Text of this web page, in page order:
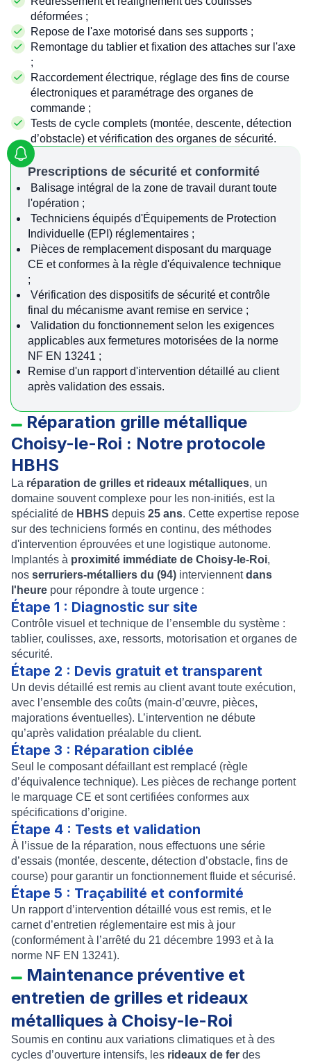
déformées ;
Repose de l'axe motorisé dans ses supports ;
Remontage du tablier et fixation des attaches sur l'axe
;
Raccordement électrique, réglage des fins de course
électroniques et paramétrage des organes de
commande ;
Tests de cycle complets (montée, descente, détection
d’obstacle) et vérification des organes de sécurité.
Prescriptions de sécurité et conformité
Balisage intégral de la zone de travail durant toute
l'opération ;
Techniciens équipés d'Équipements de Protection
Individuelle (EPI) réglementaires ;
Pièces de remplacement disposant du marquage
CE et conformes à la règle d'équivalence technique
;
Vérification des dispositifs de sécurité et contrôle
final du mécanisme avant remise en service ;
Validation du fonctionnement selon les exigences
applicables aux fermetures motorisées de la norme
NF EN 13241 ;
Remise d'un rapport d'intervention détaillé au client
après validation des essais.
Réparation grille métallique
Choisy-le-Roi : Notre protocole
HBHS
La réparation de grilles et rideaux métalliques, un
domaine souvent complexe pour les non-initiés, est la
spécialité de HBHS depuis 25 ans. Cette expertise repose
sur des techniciens formés en continu, des méthodes
d'intervention éprouvées et une logistique autonome.
Implantés à proximité immédiate de Choisy-le-Roi,
nos serruriers-métalliers du (94) interviennentdans
l'heure pour répondre à toute urgence :
Étape 1 : Diagnostic sur site
Contrôle visuel et technique de l’ensemble du système :
tablier, coulisses, axe, ressorts, motorisation et organes de
sécurité.
Étape 2 : Devis gratuit et transparent
Un devis détaillé est remis au client avant toute exécution,
avec l’ensemble des coûts (main-d’œuvre, pièces,
majorations éventuelles). L’intervention ne débute
qu’après validation préalable du client.
Étape 3 : Réparation ciblée
Seul le composant défaillant est remplacé (règle
d’équivalence technique). Les pièces de rechange portent
le marquage CE et sont certifiées conformes aux
spécifications d’origine.
Étape 4 : Tests et validation
À l’issue de la réparation, nous effectuons une série
d’essais (montée, descente, détection d’obstacle, fins de
course) pour garantir un fonctionnement fluide et sécurisé.
Étape 5 : Traçabilité et conformité
Un rapport d’intervention détaillé vous est remis, et le
carnet d’entretien réglementaire est mis à jour
(conformément à l’arrêté du 21 décembre 1993 et à la
norme NF EN 13241).
Maintenance préventive et
entretien de grilles et rideaux
métalliques à Choisy-le-Roi
Soumis en continu aux variations climatiques et à des
cycles d’ouverture intensifs, les rideaux de fer des